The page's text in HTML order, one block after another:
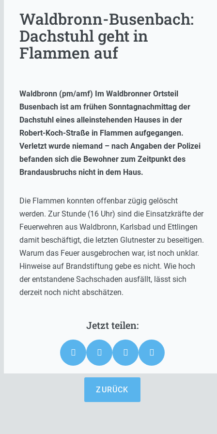
Waldbronn-Busenbach:
Dachstuhl geht in
Flammen auf
Waldbronn (pm/amf) Im Waldbronner Ortsteil
Busenbach ist am frühen Sonntagnachmittag der
Dachstuhl eines alleinstehenden Hauses in der
Robert-Koch-Straße in Flammen aufgegangen.
Verletzt wurde niemand – nach Angaben der Polizei
befanden sich die Bewohner zum Zeitpunkt des
Brandausbruchs nicht in dem Haus.
Die Flammen konnten offenbar zügig gelöscht
werden. Zur Stunde (16 Uhr) sind die Einsatzkräfte der
Feuerwehren aus Waldbronn, Karlsbad und Ettlingen
damit beschäftigt, die letzten Glutnester zu beseitigen.
Warum das Feuer ausgebrochen war, ist noch unklar.
Hinweise auf Brandstiftung gebe es nicht. Wie hoch
der entstandene Sachschaden ausfällt, lässt sich
derzeit noch nicht abschätzen.
ZURÜCK